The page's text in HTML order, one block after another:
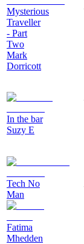
Mysterious
Traveller
- Part
Two
Mark
Dorricott
In the bar
Suzy E
Tech No
Man
Fatima
Mhedden